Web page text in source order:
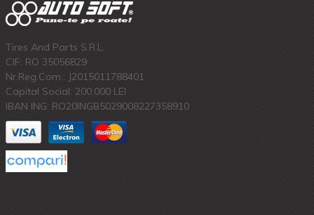
Tires And Parts S.R.L.
CIF: RO 35056829
Nr.Reg.Com.: J2015011788401
Capital Social: 200.000 LEI
IBAN ING: RO20INGB5029008227358910